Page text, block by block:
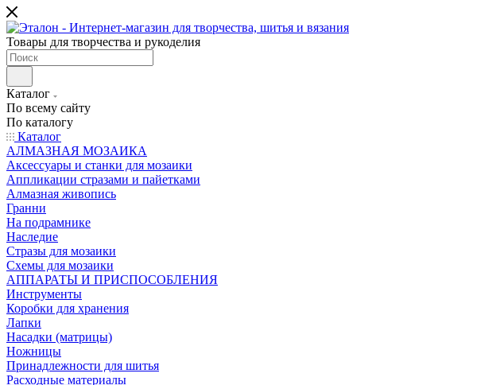
Товары для творчества и рукоделия
Каталог
По всему сайту
По каталогу
Каталог
АЛМАЗНАЯ МОЗАИКА
Аксессуары и станки для мозаики
Аппликации стразами и пайетками
Алмазная живопись
Гранни
На подрамнике
Наследие
Стразы для мозаики
Схемы для мозаики
АППАРАТЫ И ПРИСПОСОБЛЕНИЯ
Инструменты
Коробки для хранения
Лапки
Насадки (матрицы)
Ножницы
Принадлежности для шитья
Расходные материалы